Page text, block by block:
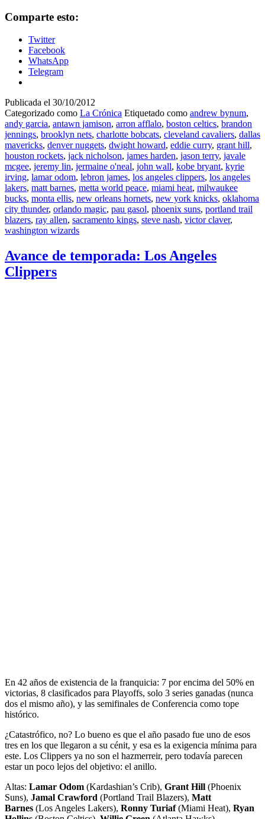
Comparte esto:
Twitter
Facebook
WhatsApp
Telegram
Publicada el 30/10/2012
Categorizado como La Crónica Etiquetado como andrew bynum,
andy garcia, antawn jamison, arron afflalo, boston celtics, brandon
jennings, brooklyn nets, charlotte bobcats, cleveland cavaliers, dallas
mavericks, denver nuggets, dwight howard, eddie curry, grant hill,
houston rockets, jack nicholson, james harden, jason terry, javale
mcgee, jeremy lin, jermaine o'neal, john wall, kobe bryant, kyrie
irving, lamar odom, lebron james, los angeles clippers, los angeles
lakers, matt barnes, metta world peace, miami heat, milwaukee
bucks, monta ellis, new orleans hornets, new york knicks, oklahoma
city thunder, orlando magic, pau gasol, phoenix suns, portland trail
blazers, ray allen, sacramento kings, steve nash, victor claver,
washington wizards
Avance de temporada: Los Angeles
Clippers
En 42 años de existencia de la franquicia: 7 por encima del 50% en
victorias, 8 clasificados para Playoffs, solo 3 series ganadas (nunca
dos el mismo año), y las semifinales de Conferencia como tope
histórico.
¿Catastrófico, no? Lo bueno es que el año pasado fue uno de esos
tres en los que llegaron a su cénit, y esa es la exigencia mínima para
este. Los Clippers ya no son el hazmerreir, pero todavía parecen
estar un poco lejos del objetivo: el anillo.
Altas: Lamar Odom (Kardashian’s Crib), Grant Hill (Phoenix
Suns), Jamal Crawford (Portland Trail Blazers), Matt
Barnes (Los Angeles Lakers), Ronny Turiaf(Miami Heat), Ryan